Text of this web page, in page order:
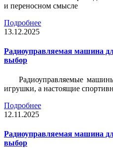
и переносном смысле
Подробнее
13.12.2025
Радиоуправляемая машина
выбор
Радиоуправляемые
игрушки, а настоящие
Подробнее
12.11.2025
Радиоуправляемая машина
выбор